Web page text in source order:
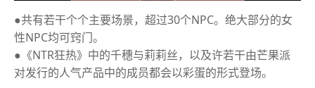
●共有若干个个主要场景，超过30个NPC。绝大部分的女
性NPC均可窍门。
●《NTR狂热》中的千穗与莉莉丝，以及许若干由芒果派
对发行的人气产品中的成员都会以彩蛋的形式登场。